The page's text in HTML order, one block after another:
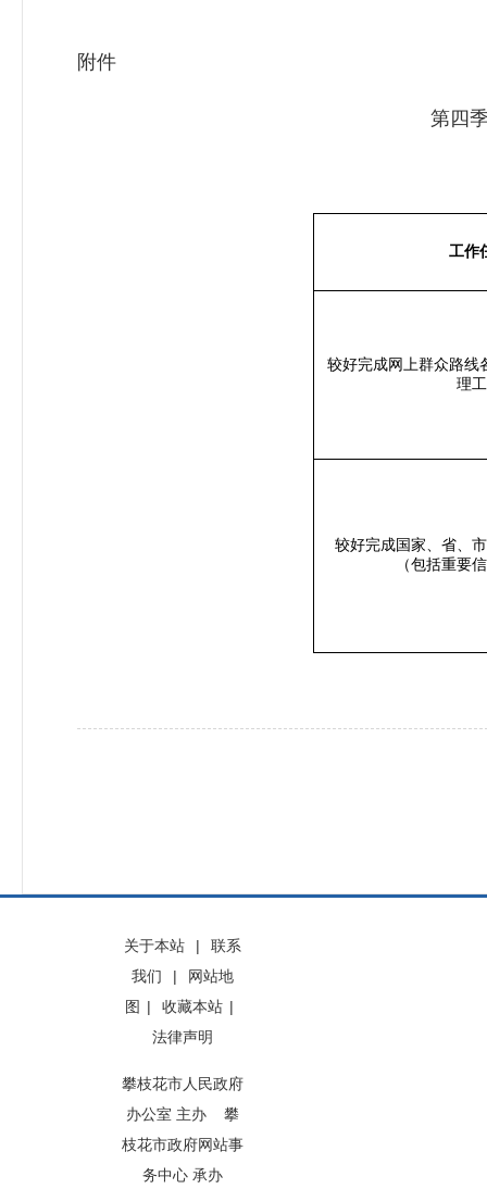
附件
第四
工作
较好完成网上群众路线
理
较好完成国家、省、
（包括重要
关于本站 |
联系
我们
|
网站地
图 | 收藏本站 |
法律声明
攀枝花市人民政府
办公室 主办 攀
枝花市政府网站事
务中心 承办